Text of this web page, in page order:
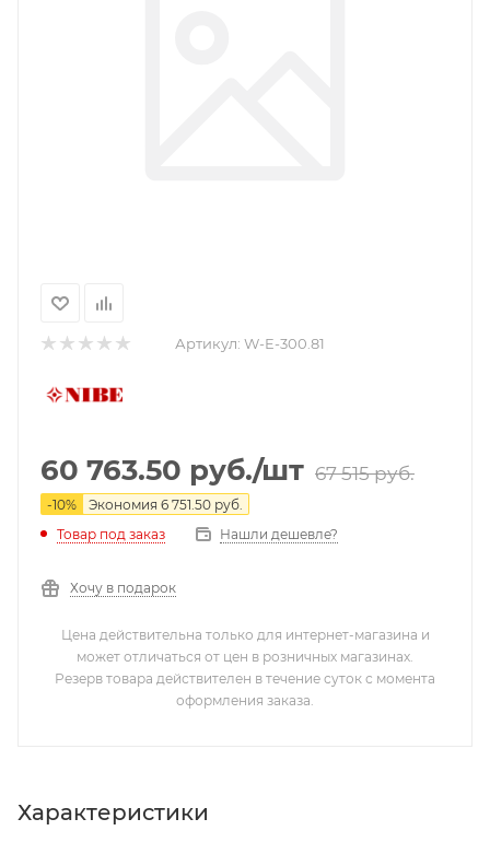
Артикул: W-E-300.81
60 763.50 руб./шт 67 515руб.
-10% Экономия 6 751.50 руб.
Товар под заказ
Нашли дешевле?
Хочу в подарок
Цена действительна только для интернет-магазина и
может отличаться от цен в розничных магазинах.
Резерв товара действителен в течение суток с момента
оформления заказа.
Характеристики